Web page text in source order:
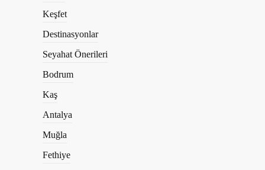
Keşfet
Destinasyonlar
Seyahat Önerileri
Bodrum
Kaş
Antalya
Muğla
Fethiye